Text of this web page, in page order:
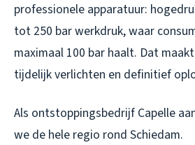
professionele apparatuur:
tot 250 bar werkdruk, waar
maximaal 100 bar haalt. Dat
tijdelijk verlichten en definitief
Als ontstoppingsbedrijf Capelle
we de hele regio rond Schiedam.